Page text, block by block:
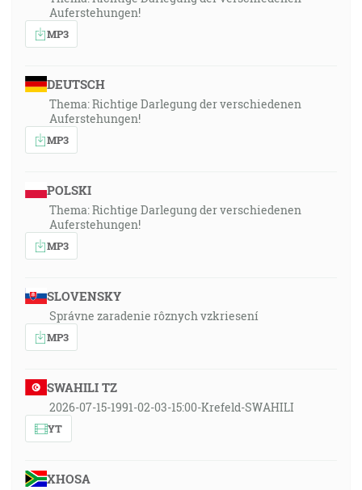
Auferstehungen!
MP3
DEUTSCH
Thema: Richtige Darlegung der verschiedenen
Auferstehungen!
MP3
POLSKI
Thema: Richtige Darlegung der verschiedenen
Auferstehungen!
MP3
SLOVENSKY
Správne zaradenie rôznych vzkriesení
MP3
SWAHILI TZ
2026-07-15-1991-02-03-15:00-Krefeld-SWAHILI
YT
XHOSA